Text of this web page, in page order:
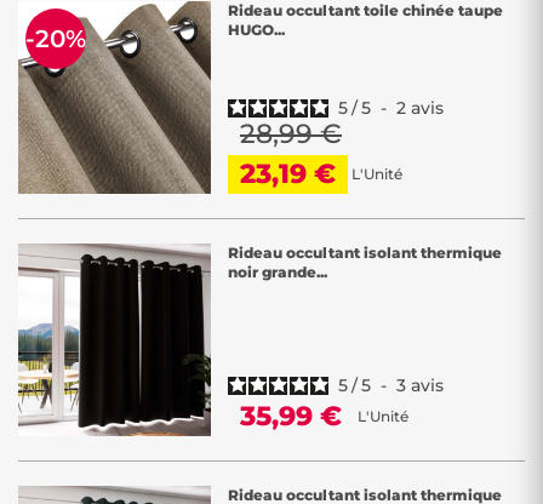
Rideau occultant toile chinée taupe
HUGO...
5/5 - 2 avis
28,99 €
23,19 €
L'Unité
-20%
Rideau occultant isolant thermique
noir grande...
5/5 - 3 avis
35,99 € L'Unité
Rideau occultant isolant thermique